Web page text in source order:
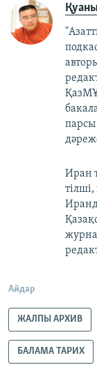
парсы
Иран
Айдар
ЖАЛПЫ АРХИВ
БАЛАМА ТАРИХ